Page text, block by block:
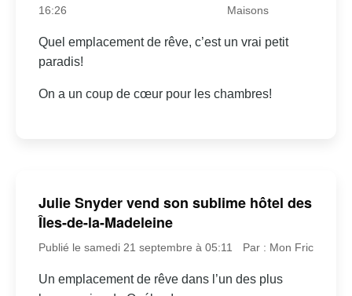
16:26
Maisons
Quel emplacement de rêve, c’est un vrai petit
paradis!
On a un coup de cœur pour les chambres!
Julie Snyder vend son sublime hôtel des
Îles-de-la-Madeleine
Publié le samedi 21 septembre à 05:11 Par : Mon Fric
Un emplacement de rêve dans l’un des plus